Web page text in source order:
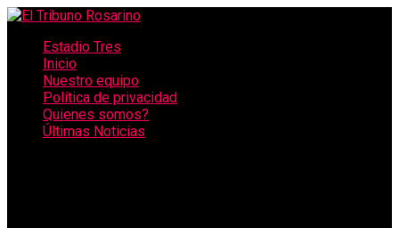
Estadio Tres
Inicio
Nuestro equipo
Política de privacidad
Quienes somos?
Últimas Noticias